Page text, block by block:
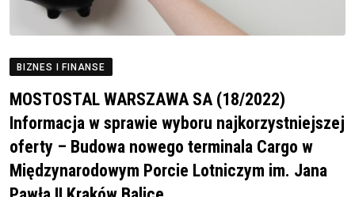
BIZNES I FINANSE
MOSTOSTAL WARSZAWA SA (18/2022)
Informacja w sprawie wyboru najkorzystniejszej
oferty – Budowa nowego terminala Cargo w
Międzynarodowym Porcie Lotniczym im. Jana